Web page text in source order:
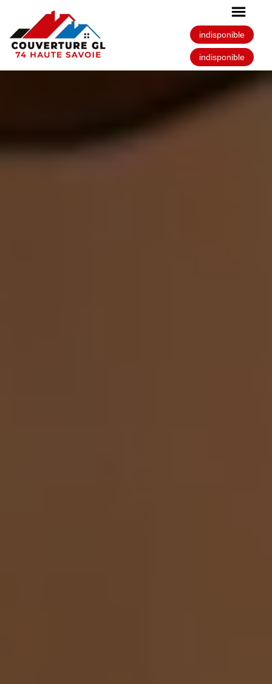
indisponible
indisponible